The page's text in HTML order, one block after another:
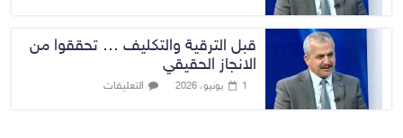
قبل الترقية والتكليف … تحققوا من
الانجاز الحقيقي
1 يونيو، 2026 التعليقات